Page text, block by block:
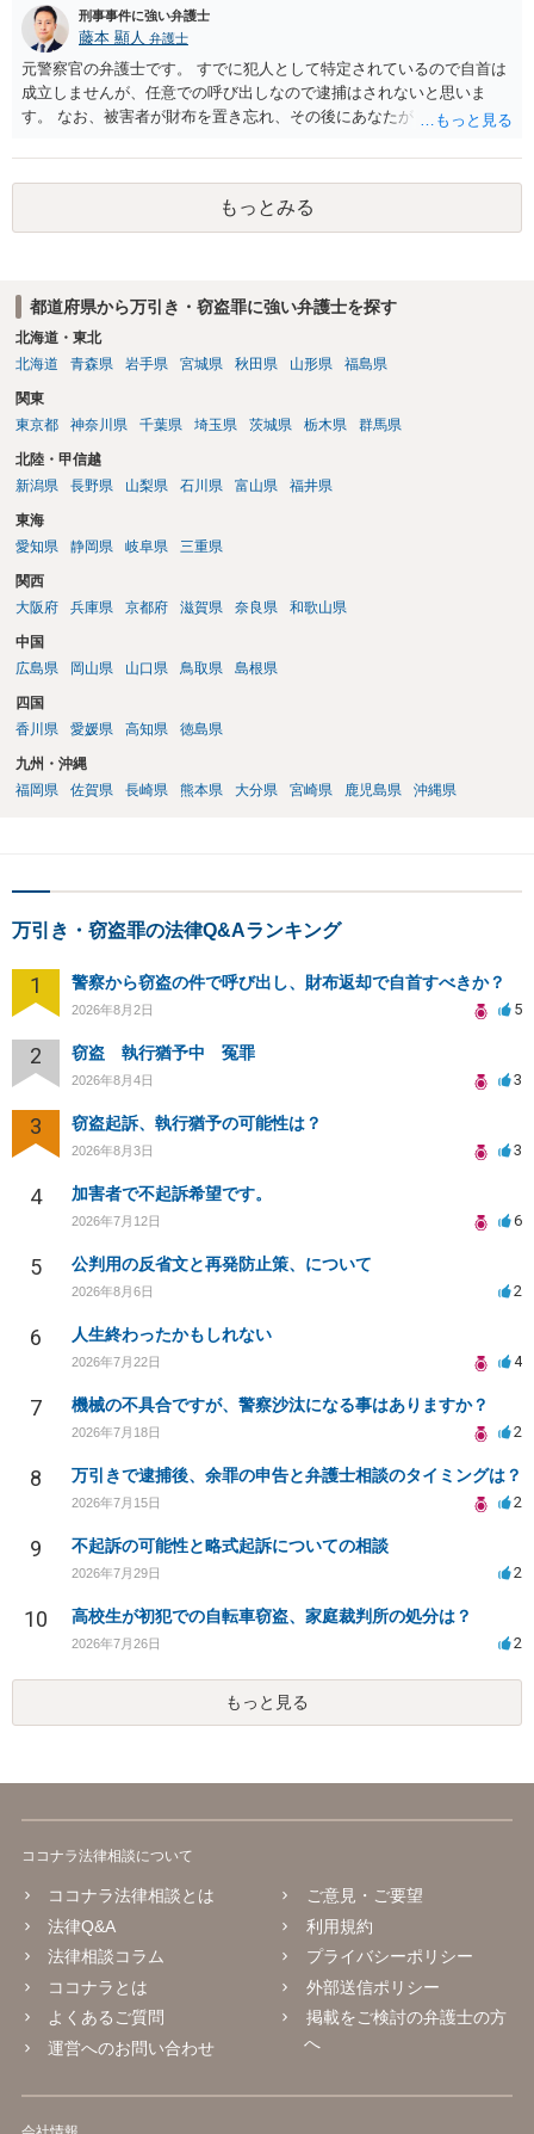
刑事事件に強い弁護士
藤本 顯人 弁護士
元警察官の弁護士です。 すでに犯人として特定されているので自首は
成立しませんが、任意での呼び出しなので逮捕はされないと思いま
す。 なお、被害者が財布を置き忘れ、その後にあなたがトイレに入
と言い逃れはかなり厳しいものと思います。
もっとみる
都道府県から万引き・窃盗罪に強い弁護士を探す
北海道・東北
北海道
青森県 岩手県 宮城県 秋田県 山形県 福島県
関東
東京都
神奈川県 千葉県 埼玉県 茨城県 栃木県 群馬県
北陸・甲信越
新潟県
長野県 山梨県 石川県 富山県 福井県
東海
愛知県
静岡県 岐阜県 三重県
関西
大阪府
兵庫県 京都府 滋賀県 奈良県 和歌山県
中国
広島県
岡山県 山口県 鳥取県 島根県
四国
香川県
愛媛県 高知県 徳島県
九州・沖縄
福岡県
佐賀県 長崎県 熊本県 大分県 宮崎県 鹿児島県 沖縄県
万引き・窃盗罪の法律Q&Aランキング
1 警察から窃盗の件で呼び出し、財布返却で自首すべきか？
2026年8月2日 5
2 窃盗 執行猶予中 冤罪
2026年8月4日 3
3 窃盗起訴、執行猶予の可能性は？
2026年8月3日 3
4 加害者で不起訴希望です。
2026年7月12日 6
5 公判用の反省文と再発防止策、について
2026年8月6日 2
6 人生終わったかもしれない
2026年7月22日 4
7 機械の不具合ですが、警察沙汰になる事はありますか？
2026年7月18日 2
8 万引きで逮捕後、余罪の申告と弁護士相談のタイミングは？
2026年7月15日 2
9 不起訴の可能性と略式起訴についての相談
2026年7月29日 2
10 高校生が初犯での自転車窃盗、家庭裁判所の処分は？
2026年7月26日 2
もっと見る
ココナラ法律相談について
ココナラ法律相談とは
法律Q&A
法律相談コラム
ココナラとは
よくあるご質問
運営へのお問い合わせ
ご意見・ご要望
利用規約
プライバシーポリシー
外部送信ポリシー
掲載をご検討の弁護士の方
へ